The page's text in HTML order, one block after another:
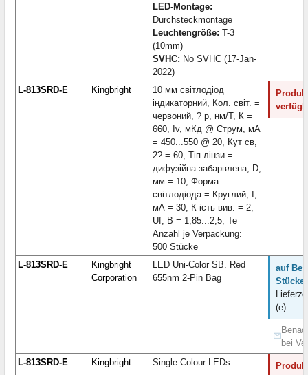
LED-Montage:
Durchsteckmontage
Leuchtengröße: T-3
(10mm)
SVHC: No SVHC (17-Jan-
2022)
L-813SRD-E Kingbright
10 мм світлодіод
індикаторний, Кол. світ. =
червоний, ? p, нм/Т, К =
660, Iv, мКд @ Струм, мА
= 450...550 @ 20, Кут св,
2? = 60, Тіп лінзи =
дифузійна забарвлена, D,
мм = 10, Форма
світлодіода = Круглий, I,
мА = 30, К-ість вив. = 2,
Uf, В = 1,85...2,5, Те
Anzahl je Verpackung:
500 Stücke
L-813SRD-E
Kingbright
Corporation
LED Uni-Color SB. Red
655nm 2-Pin Bag
auf
Stücke:
(e)
bei
L-813SRD-E
Kingbright Single Colour LEDs